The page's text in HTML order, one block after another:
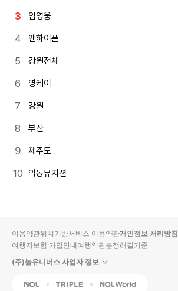
임영웅
엔하이픈
강원전체
영케이
강원
부산
제주도
악동뮤지션
이용약관위치기반서비스 이용약관개인정보 처리방침
여행자보험 가입안내여행약관분쟁해결기준
(주)놀유니버스 사업자 정보
NOL Triple Interpark Global